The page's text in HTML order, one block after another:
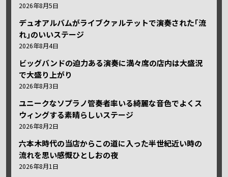
2026年8月5日
デュオアルバムがライブクァルテットで演奏された｢流
れ｣のいいステージ
2026年8月4日
ビッグバンドの迫力ある演奏に満々席の店内は大盛況
で大盛り上がり
2026年8月3日
ユニークなソプラノ管奏者率いる綺麗な音色でよくス
ウィングする素晴らしいステージ
2026年8月2日
六本木時代の当店からこの道に入った半世紀近い時の
流れを思い感慨ひとしおの夜
2026年8月1日